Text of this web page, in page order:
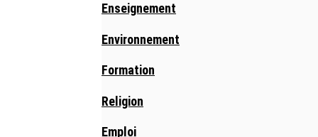
Enseignement
Environnement
Formation
Religion
Emploi